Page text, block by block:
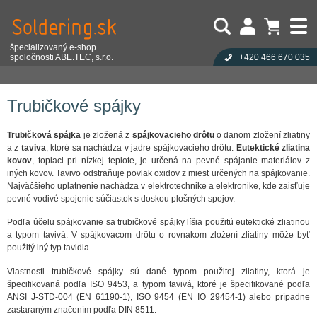
Trubičkové spájky
Trubičková spájka je zložená z spájkovacieho drôtuo danom zložení zliatiny
a z taviva , ktoré sa nachádza v jadre spájkovacieho drôtu. Eutektické zliatina
kovov , topiaci pri nízkej teplote, je určená na pevné spájanie materiálov z
iných kovov. Tavivo odstraňuje povlak oxidov z miest určených na spájkovanie.
Najväčšieho uplatnenie nachádza v elektrotechnike a elektronike, kde zaisťuje
pevné vodivé spojenie súčiastok s doskou plošných spojov.
Podľa účelu spájkovanie sa trubičkové spájky líšia použitú eutektické zliatinou
a typom tavivá. V spájkovacom drôtu o rovnakom zložení zliatiny môže byť
použitý iný typ tavidla.
Vlastnosti trubičkové spájky sú dané typom použitej zliatiny, ktorá je
špecifikovaná podľa ISO 9453, a typom tavivá, ktoré je špecifikované podľa
ANSI J-STD-004 (EN 61190-1), ISO 9454 (EN IO 29454-1) alebo prípadne
zastaraným značením podľa DIN 8511.
špecializovaný e-shop
spoločnosti ABE.TEC, s.r.o.
+420 466 670 035
Počet produktov:0
Cena celkom:
Heslo:
Zabudli ste heslo?
Nová registrace